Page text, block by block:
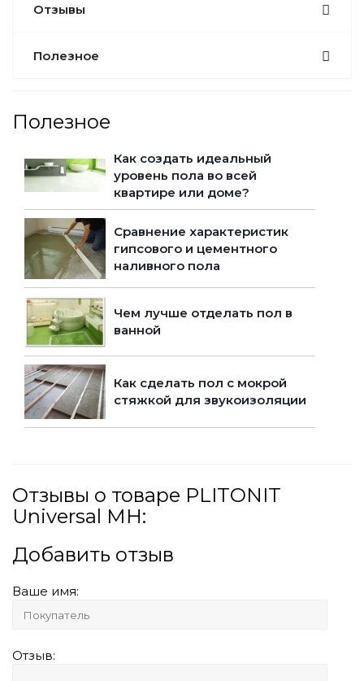
Отзывы
Полезное
Полезное
Как создать идеальный
уровень пола во всей
квартире или доме?
Сравнение характеристик
гипсового и цементного
наливного пола
Чем лучше отделать пол в
ванной
Как сделать пол с мокрой
стяжкой для звукоизоляции
Отзывы о товаре PLITONIT
Universal МН:
Добавить отзыв
Ваше имя:
Отзыв: